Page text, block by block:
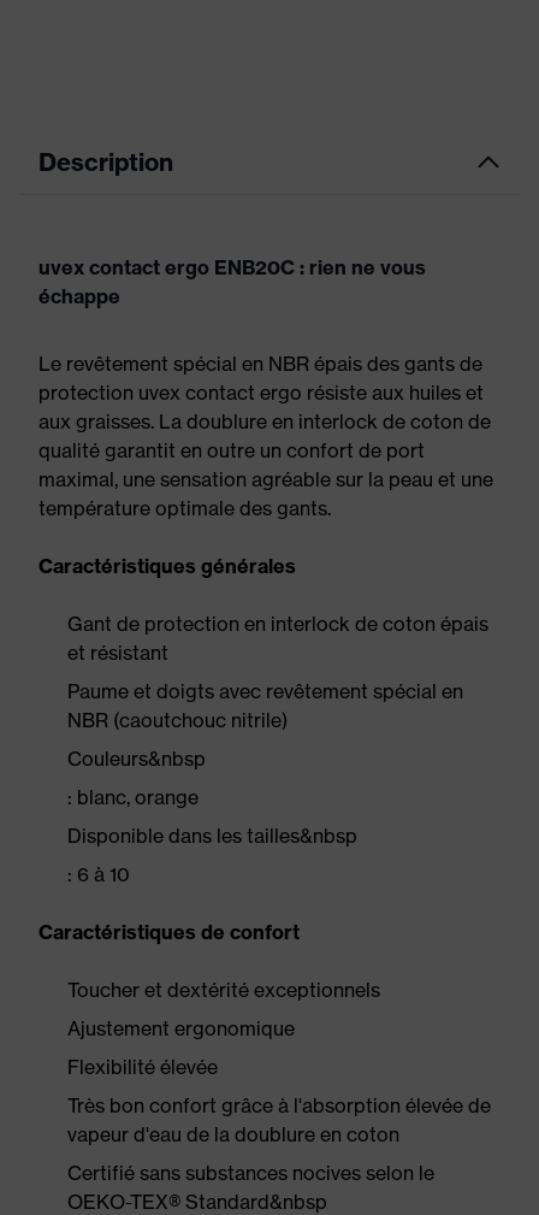
Description
uvex contact ergo ENB20C : rien ne vous
échappe
Le revêtement spécial en NBR épais des gants de
protection uvex contact ergo résiste aux huiles et
aux graisses. La doublure en interlock de coton de
qualité garantit en outre un confort de port
maximal, une sensation agréable sur la peau et une
température optimale des gants.
Caractéristiques générales
Gant de protection en interlock de coton épais
et résistant
Paume et doigts avec revêtement spécial en
NBR (caoutchouc nitrile)
Couleurs&nbsp
: blanc, orange
Disponible dans les tailles&nbsp
: 6 à 10
Caractéristiques de confort
Toucher et dextérité exceptionnels
Ajustement ergonomique
Flexibilité élevée
Très bon confort grâce à l'absorption élevée de
vapeur d'eau de la doublure en coton
Certifié sans substances nocives selon le
OEKO-TEX® Standard&nbsp